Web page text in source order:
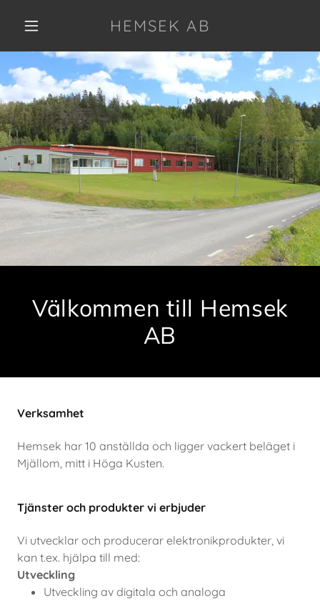
HEMSEK AB
Välkommen till Hemsek
AB
Verksamhet
Hemsek har 10 anställda och ligger vackert beläget i
Mjällom, mitt i Höga Kusten.
Tjänster och produkter vi erbjuder
Vi utvecklar och producerar elektronikprodukter, vi
kan t.ex. hjälpa till med:
Utveckling
Utveckling av digitala och analoga